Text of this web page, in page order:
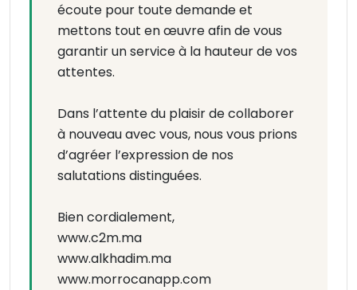
écoute pour toute demande et
mettons tout en œuvre afin de vous
garantir un service à la hauteur de vos
attentes.
Dans l’attente du plaisir de collaborer
à nouveau avec vous, nous vous prions
d’agréer l’expression de nos
salutations distinguées.
Bien cordialement,
www.c2m.ma
www.alkhadim.ma
www.morrocanapp.com